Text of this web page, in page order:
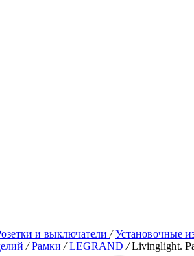
и выключатели / Установочные
/ Рамки / LEGRAND / Livinglight.